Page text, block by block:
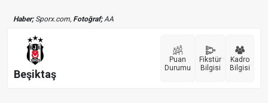
Haber;Sporx.com, Fotoğraf;AA
Beşiktaş
Puan
Durumu
Fikstür
Bilgisi
Kadro
Bilgisi